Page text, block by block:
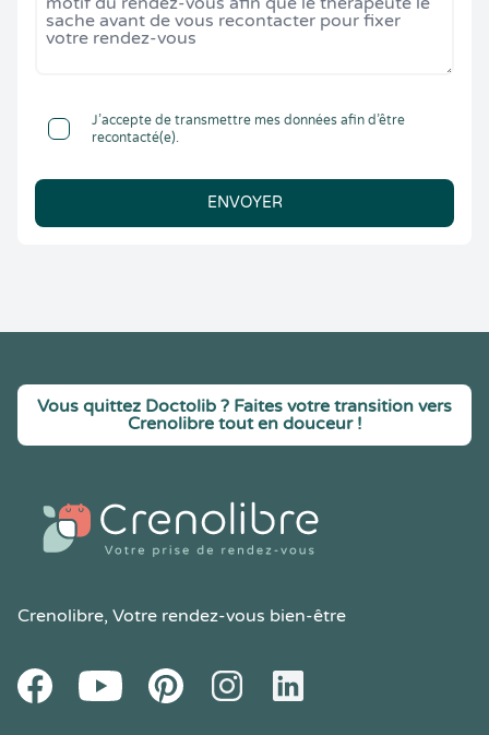
J’accepte de transmettre mes données afin d’être
recontacté(e).
ENVOYER
Vous quittez Doctolib ? Faites votre transition vers
Crenolibre tout en douceur !
Crenolibre, Votre rendez-vous bien-être
FacebookYoutube PinteresetInstagramLinkedIn